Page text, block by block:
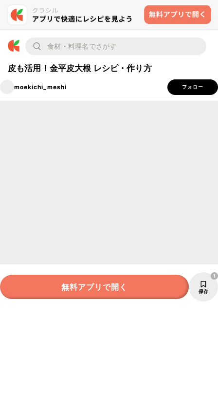
皮も活用！金平皮大根 レシピ・作り方
moekichi_meshi フォロー
無料アプリで開く 保存
1